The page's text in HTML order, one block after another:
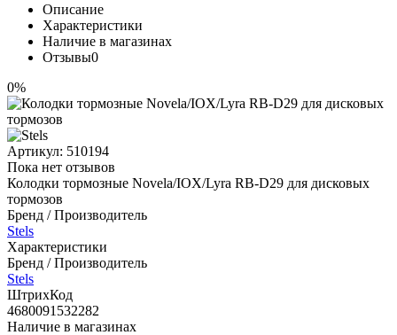
Описание
Характеристики
Наличие в магазинах
Отзывы0
0%
Артикул: 510194
Пока нет отзывов
Колодки тормозные Novela/IOX/Lyra RB-D29 для дисковых
тормозов
Бренд / Производитель
Stels
Характеристики
Бренд / Производитель
Stels
ШтрихКод
4680091532282
Наличие в магазинах